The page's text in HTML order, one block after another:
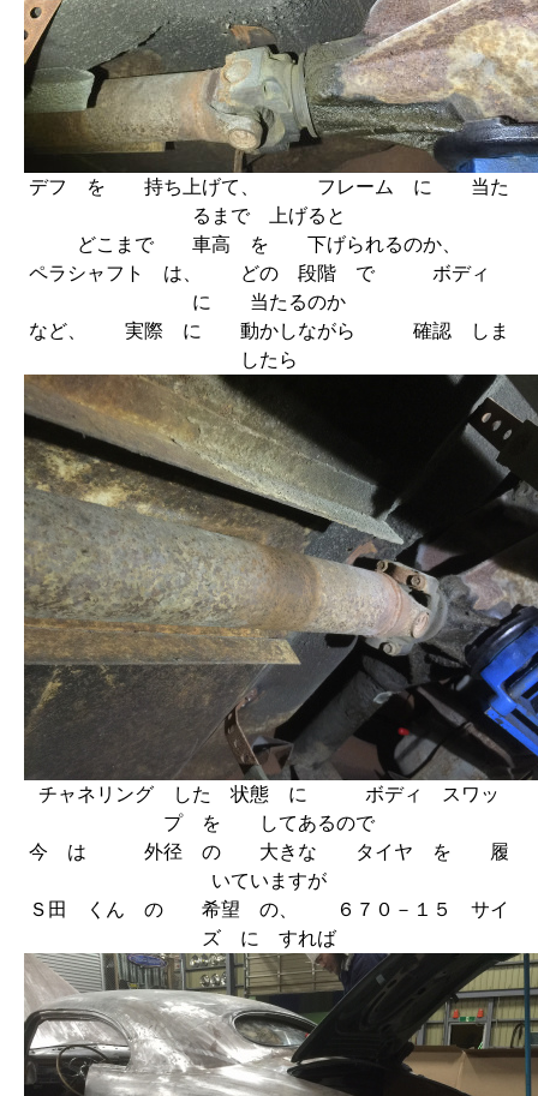
デフ を 持ち上げて、 フレーム に 当た
るまで 上げると
どこまで 車高 を 下げられるのか、
ペラシャフト は、 どの 段階 で ボディ
に 当たるのか
など、 実際 に 動かしながら 確認 しま
したら
チャネリング した 状態 に ボディ スワッ
プ を してあるので
今 は 外径 の 大きな タイヤ を 履
いていますが
Ｓ田 くん の 希望 の、 ６７０－１５ サイ
ズ に すれば